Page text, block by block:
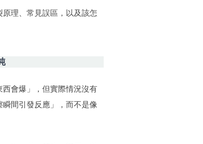
理、常見誤區，以及該怎
會爆」，但實際情況沒有
間引發反應」，而不是像